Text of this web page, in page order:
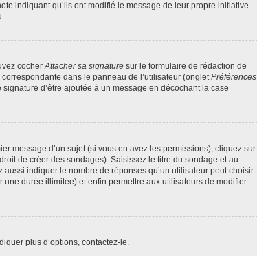
indiquant qu’ils ont modifié le message de leur propre initiative.
cocherAttacher sa signature sur le formulaire de rédaction de
dans le panneau de l’utilisateur (ongletPréférences
d’être ajoutée à un message en décochant la case
message d’un sujet (si vous en avez les permissions), cliquez sur
de créer des sondages). Saisissez le titre du sondage et au
indiquer le nombre de réponses qu’un utilisateur peut choisir
une durée illimitée) et enfin permettre aux utilisateurs de modifier
plus d’options, contactez-le.